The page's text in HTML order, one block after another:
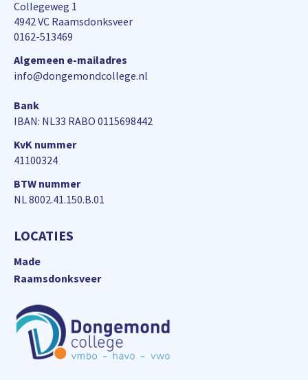
Collegeweg 1
4942 VC Raamsdonksveer
0162-513469
Algemeen e-mailadres
info@dongemondcollege.nl
Bank
IBAN: NL33 RABO 0115698442
KvK nummer
41100324
BTW nummer
NL 8002.41.150.B.01
LOCATIES
Made
Raamsdonksveer